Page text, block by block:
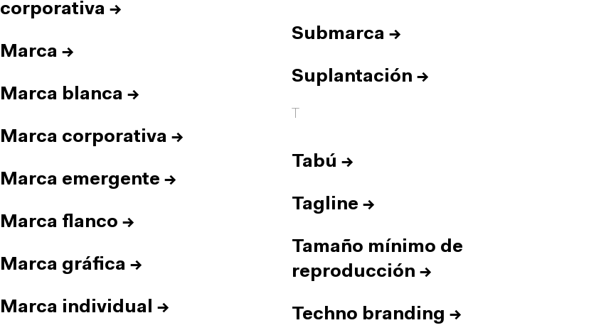
corporativa →
Marca →
Marca blanca →
Marca corporativa →
Marca emergente →
Marca flanco →
Marca gráfica →
Marca individual →
Submarca →
Suplantación →
T
Tabú →
Tagline →
Tamaño mínimo de
reproducción →
Techno branding →